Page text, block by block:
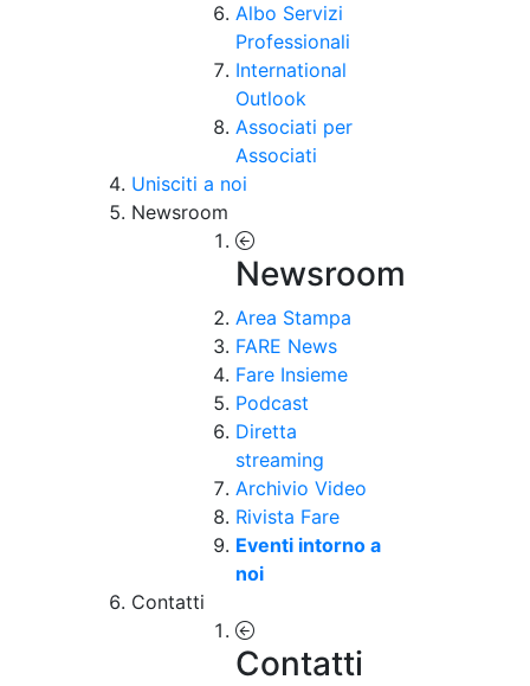
Albo Servizi
Professionali
International
Outlook
Associati per
Associati
Unisciti a noi
Newsroom
Newsroom
Area Stampa
FARE News
Fare Insieme
Podcast
Diretta
streaming
Archivio Video
Rivista Fare
Eventi intorno a
noi
Contatti
Contatti